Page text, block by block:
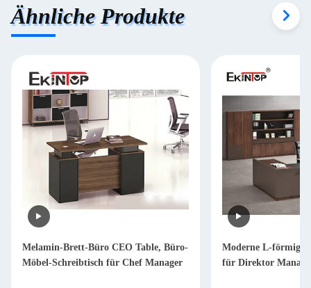
Ähnliche Produkte
Melamin-Brett-Büro CEO Table, Büro-
Möbel-Schreibtisch für Chef Manager
Moderne L-förmige
für Direktor